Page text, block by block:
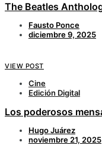
The Beatles
Fausto Ponce
diciembre 9, 2025
VIEW POST
Cine
Edición Digital
Los poderosos
Hugo Juárez
noviembre 21, 2025